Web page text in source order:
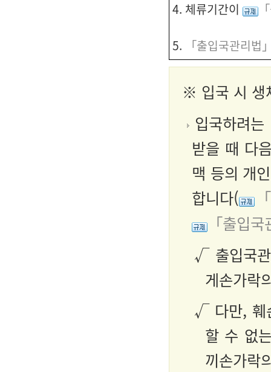
4. 체류기간이
5. 「출입국관리법
※ 입국 시
입국하려
받을 때 다
맥 등의 개
합니다(
「출입
√ 출입국관
게손가락
√ 다만, 훼
할 수 없
끼손가락